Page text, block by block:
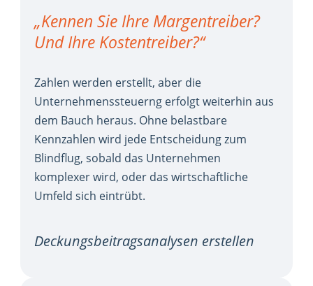
„Kennen Sie Ihre Margentreiber?
Und Ihre Kostentreiber?“
Zahlen werden erstellt, aber die
Unternehmenssteuerng erfolgt weiterhin aus
dem Bauch heraus. Ohne belastbare
Kennzahlen wird jede Entscheidung zum
Blindflug, sobald das Unternehmen
komplexer wird, oder das wirtschaftliche
Umfeld sich eintrübt.
Deckungsbeitragsanalysen erstellen